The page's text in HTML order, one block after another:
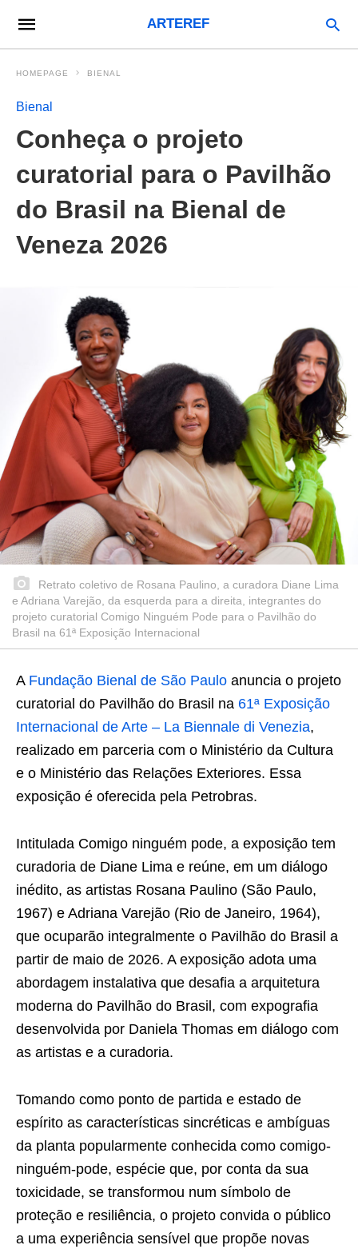
ARTEREF
HOMEPAGE BIENAL
Bienal
Conheça o projeto
curatorial para o Pavilhão
do Brasil na Bienal de
Veneza 2026
Retrato coletivo de Rosana Paulino, a curadora Diane Lima
e Adriana Varejão, da esquerda para a direita, integrantes do
projeto curatorial Comigo Ninguém Pode para o Pavilhão do
Brasil na 61ª Exposição Internacional
AFundação Bienal de São Paulo anuncia o projeto
curatorial do Pavilhão do Brasil na 61ª Exposição
Internacional de Arte – La Biennale di Venezia,
realizado em parceria com o Ministério da Cultura
e o Ministério das Relações Exteriores. Essa
exposição é oferecida pela Petrobras.
Intitulada Comigo ninguém pode, a exposição tem
curadoria de Diane Lima e reúne, em um diálogo
inédito, as artistas Rosana Paulino (São Paulo,
1967) e Adriana Varejão (Rio de Janeiro, 1964),
que ocuparão integralmente o Pavilhão do Brasil a
partir de maio de 2026. A exposição adota uma
abordagem instalativa que desafia a arquitetura
moderna do Pavilhão do Brasil, com expografia
desenvolvida por Daniela Thomas em diálogo com
as artistas e a curadoria.
Tomando como ponto de partida e estado de
espírito as características sincréticas e ambíguas
da planta popularmente conhecida como comigo-
ninguém-pode, espécie que, por conta da sua
toxicidade, se transformou num símbolo de
proteção e resiliência, o projeto convida o público
a uma experiência sensível que propõe novas